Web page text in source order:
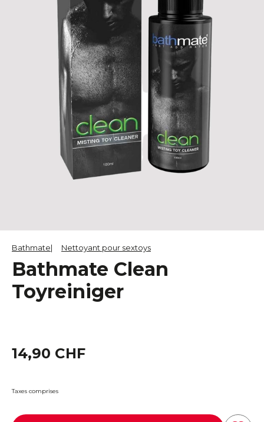
Bathmate Nettoyant pour sextoys
Bathmate Clean
Toyreiniger
14,90 CHF
Taxes comprises